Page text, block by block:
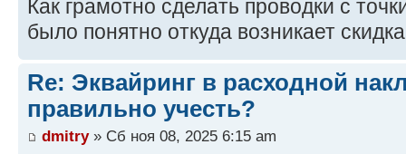
Как грамотно сделать проводки с
было понятно откуда возникает скидка
Re: Эквайринг в расходной
правильно учесть?
dmitry» Сб ноя 08, 2025 6:15 am